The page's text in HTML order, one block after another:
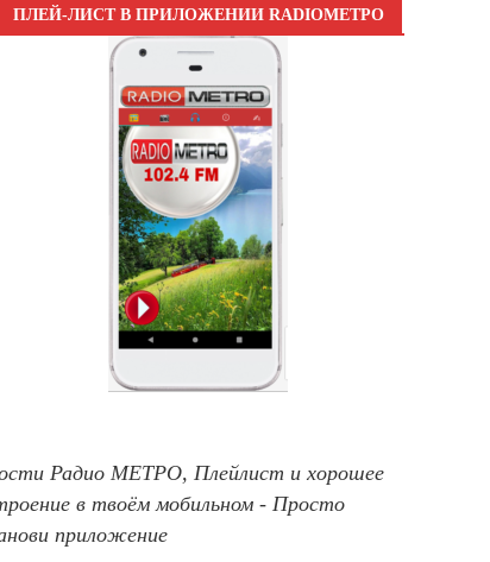
ПЛЕЙ-ЛИСТ В ПРИЛОЖЕНИИ RADIOМЕТРО
Радио МЕТРО, Плейлист и хорошее
в твоём мобильном - Просто
приложение